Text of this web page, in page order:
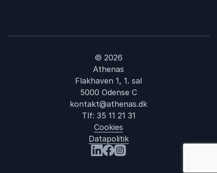
© 2026
Athenas
Flakhaven 1, 1. sal
5000 Odense C
kontakt@athenas.dk
Tlf: 35 11 21 31
Cookies
Datapolitik